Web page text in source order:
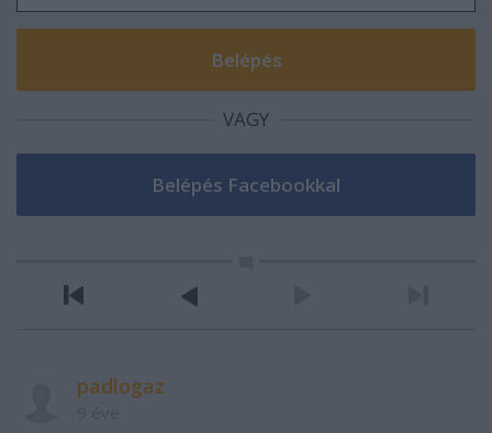
VAGY
padlogaz